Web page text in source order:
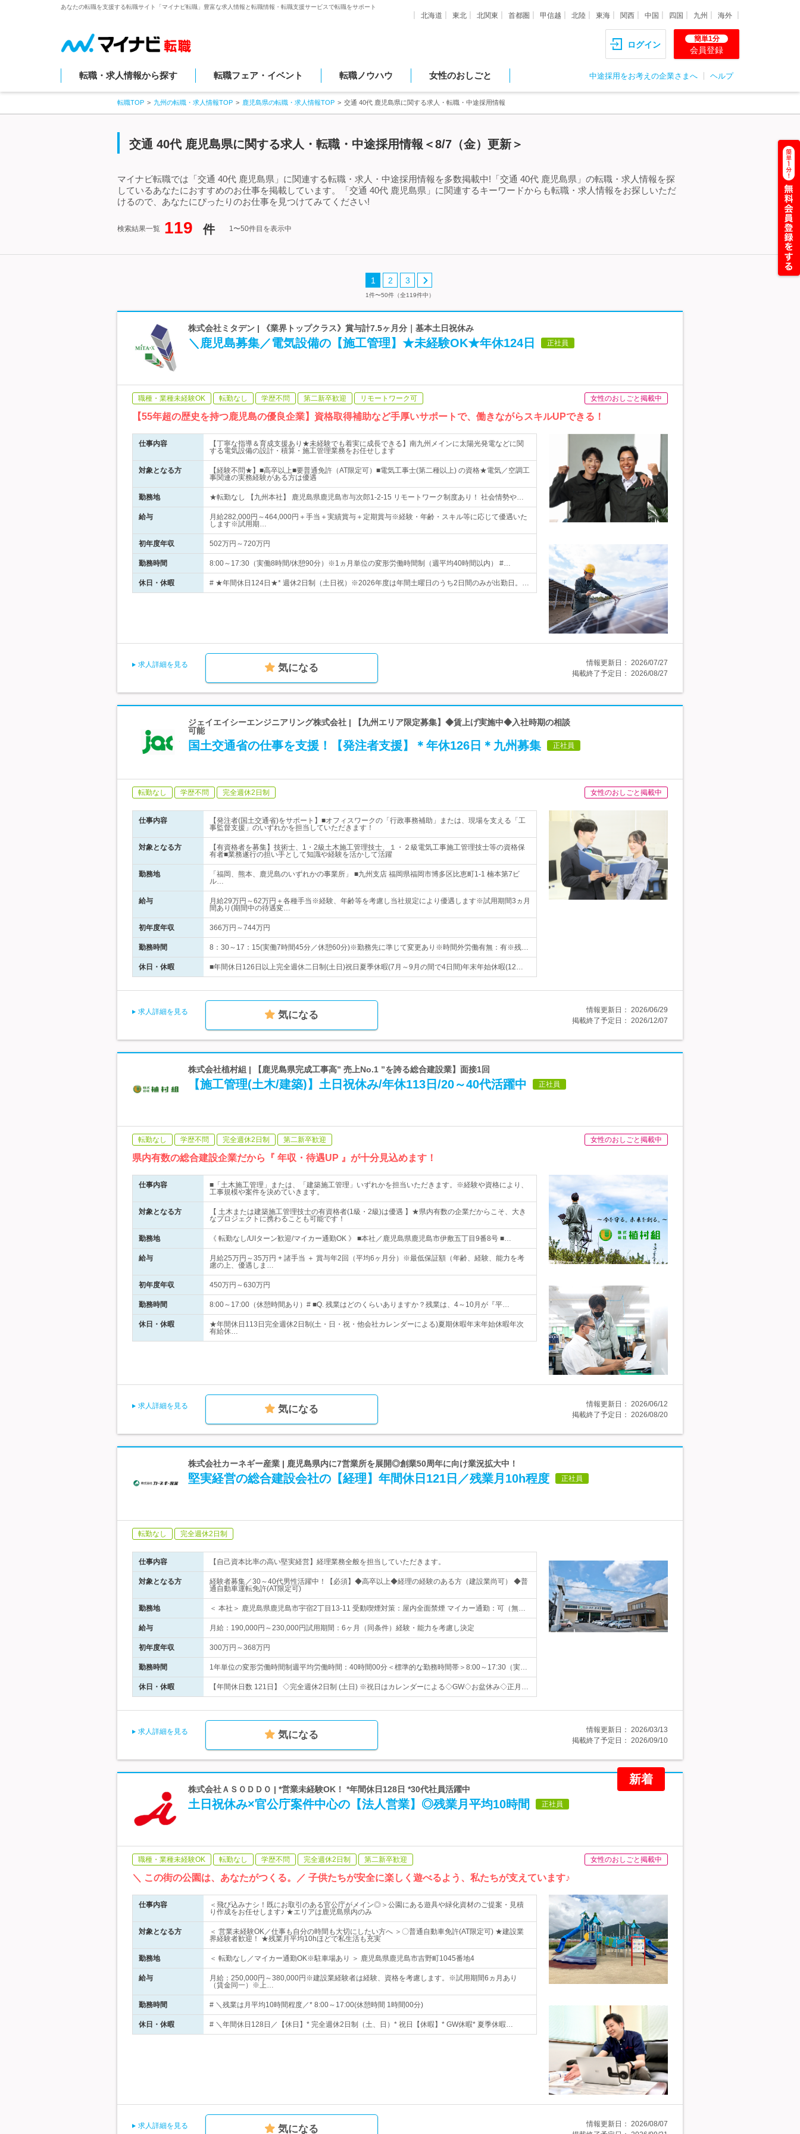
あなたの転職を支援する転職サイト「マイナビ転職」豊富な求人情報と転職情報・転職支援サービスで転職をサポート
北海道 東北 北関東 首都圏 甲信越 北陸 東海 関西 中国 四国 九州 海外
ログイン
簡単1分
会員登録
転職・求人情報から探す 転職フェア・イベント 転職ノウハウ 女性のおしごと 中途採用をお考えの企業さまへ ヘルプ
転職TOP 九州の転職・求人情報TOP 鹿児島県の転職・求人情報TOP 交通 40代 鹿児島県に関する求人・転職・中途採用情報
交通 40代 鹿児島県に関する求人・転職・中途採用情報＜8/7（金）更新＞
マイナビ転職では「交通 40代 鹿児島県」に関連する転職・求人・中途採用情報を多数掲載中!「交通 40代 鹿児島県」の転職・求人情報を探
しているあなたにおすすめのお仕事を掲載しています。「交通 40代 鹿児島県」に関連するキーワードからも転職・求人情報をお探しいただ
けるので、あなたにぴったりのお仕事を見つけてみてください!
検索結果一覧 119 件 1〜50件目を表示中
1 2 3
1件〜50件（全119件中）
株式会社ミタデン | 《業界トップクラス》賞与計7.5ヶ月分｜基本土日祝休み
＼鹿児島募集／電気設備の【施工管理】★未経験OK★年休124日 正社員
職種・業種未経験OK 転勤なし 学歴不問 第二新卒歓迎 リモートワーク可 女性のおしごと掲載中
【55年超の歴史を持つ鹿児島の優良企業】資格取得補助など手厚いサポートで、働きながらスキルUPできる！
仕事内容
【丁寧な指導＆育成支援あり★未経験でも着実に成長できる】南九州メインに太陽光発電などに関
する電気設備の設計・積算・施工管理業務をお任せします
対象となる方
【経験不問★】■高卒以上■要普通免許（AT限定可）■電気工事士(第二種以上) の資格★電気／空調工
事関連の実務経験がある方は優遇
勤務地 ★転勤なし 【九州本社】 鹿児島県鹿児島市与次郎1-2-15 リモートワーク制度あり！ 社会情勢や…
給与
月給282,000円～464,000円＋手当＋実績賞与＋定期賞与※経験・年齢・スキル等に応じて優遇いた
します※試用期…
初年度年収 502万円～720万円
勤務時間 8:00～17:30（実働8時間/休憩90分）※1ヵ月単位の変形労働時間制（週平均40時間以内） #…
休日・休暇 # ★年間休日124日★* 週休2日制（土日祝）※2026年度は年間土曜日のうち2日間のみが出勤日。…
求人詳細を見る 気になる 情報更新日： 2026/07/27
掲載終了予定日： 2026/08/27
ジェイエイシーエンジニアリング株式会社 | 【九州エリア限定募集】◆賃上げ実施中◆入社時期の相談
可能
国土交通省の仕事を支援！【発注者支援】＊年休126日＊九州募集 正社員
転勤なし 学歴不問 完全週休2日制 女性のおしごと掲載中
仕事内容
【発注者(国土交通省)をサポート】■オフィスワークの「行政事務補助」または、現場を支える「工
事監督支援」のいずれかを担当していただきます！
対象となる方
【有資格者を募集】技術士、1・2級土木施工管理技士、１・２級電気工事施工管理技士等の資格保
有者■業務遂行の担い手として知識や経験を活かして活躍
勤務地
「福岡、熊本、鹿児島のいずれかの事業所」 ■九州支店 福岡県福岡市博多区比恵町1-1 楠本第7ビ
ル…
給与
月給29万円～62万円＋各種手当※経験、年齢等を考慮し当社規定により優遇します※試用期間3ヵ月
間あり(期間中の待遇変…
初年度年収 366万円～744万円
勤務時間 8：30～17：15(実働7時間45分／休憩60分)※勤務先に準じて変更あり※時間外労働有無：有※残…
休日・休暇 ■年間休日126日以上完全週休二日制(土日)祝日夏季休暇(7月～9月の間で4日間)年末年始休暇(12…
求人詳細を見る 気になる 情報更新日： 2026/06/29
掲載終了予定日： 2026/12/07
株式会社植村組 | 【鹿児島県完成工事高” 売上No.1 ”を誇る総合建設業】面接1回
【施工管理(土木/建築)】土日祝休み/年休113日/20～40代活躍中 正社員
転勤なし 学歴不問 完全週休2日制 第二新卒歓迎 女性のおしごと掲載中
県内有数の総合建設企業だから『 年収・待遇UP 』が十分見込めます！
仕事内容
■「土木施工管理」または、「建築施工管理」いずれかを担当いただきます。※経験や資格により、
工事規模や案件を決めていきます。
対象となる方
【 土木または建築施工管理技士の有資格者(1級・2級)は優遇 】★県内有数の企業だからこそ、大き
なプロジェクトに携わることも可能です！
勤務地 《 転勤なし/UIターン歓迎/マイカー通勤OK 》 ■本社／鹿児島県鹿児島市伊敷五丁目9番8号 ■…
給与
月給25万円～35万円 + 諸手当 ＋ 賞与年2回（平均6ヶ月分）※最低保証額（年齢、経験、能力を考
慮の上、優遇しま…
初年度年収 450万円～630万円
勤務時間 8:00～17:00（休憩時間あり）# ■Q. 残業はどのくらいありますか？残業は、4～10月が『平…
休日・休暇
★年間休日113日完全週休2日制(土・日・祝・他会社カレンダーによる)夏期休暇年末年始休暇年次
有給休…
求人詳細を見る 気になる 情報更新日： 2026/06/12
掲載終了予定日： 2026/08/20
株式会社カーネギー産業 | 鹿児島県内に7営業所を展開◎創業50周年に向け業況拡大中！
堅実経営の総合建設会社の【経理】年間休日121日／残業月10h程度 正社員
転勤なし 完全週休2日制
仕事内容 【自己資本比率の高い堅実経営】経理業務全般を担当していただきます。
対象となる方
経験者募集／30～40代男性活躍中！【必須】◆高卒以上◆経理の経験のある方（建設業尚可） ◆普
通自動車運転免許(AT限定可)
勤務地 ＜ 本社＞ 鹿児島県鹿児島市宇宿2丁目13-11 受動喫煙対策：屋内全面禁煙 マイカー通勤：可（無…
給与 月給：190,000円～230,000円試用期間：6ヶ月（同条件）経験・能力を考慮し決定
初年度年収 300万円～368万円
勤務時間 1年単位の変形労働時間制週平均労働時間：40時間00分＜標準的な勤務時間帯＞8:00～17:30（実…
休日・休暇 【年間休日数 121日】 ◇完全週休2日制 (土日) ※祝日はカレンダーによる◇GW◇お盆休み◇正月…
求人詳細を見る 気になる 情報更新日： 2026/03/13
掲載終了予定日： 2026/09/10
新着
株式会社ＡＳＯＤＤＯ | *営業未経験OK！ *年間休日128日 *30代社員活躍中
土日祝休み×官公庁案件中心の【法人営業】◎残業月平均10時間 正社員
職種・業種未経験OK 転勤なし 学歴不問 完全週休2日制 第二新卒歓迎 女性のおしごと掲載中
＼ この街の公園は、あなたがつくる。／ 子供たちが安全に楽しく遊べるよう、私たちが支えています♪
仕事内容
＜飛び込みナシ！既にお取引のある官公庁がメイン◎＞公園にある遊具や緑化資材のご提案・見積
り作成をお任せします♪ ★エリアは鹿児島県内のみ
対象となる方
＜ 営業未経験OK／仕事も自分の時間も大切にしたい方へ ＞〇普通自動車免許(AT限定可) ★建設業
界経験者歓迎！ ★残業月平均10hほどで私生活も充実
勤務地 ＜ 転勤なし／マイカー通勤OK※駐車場あり ＞ 鹿児島県鹿児島市吉野町1045番地4
給与
月給：250,000円～380,000円※建設業経験者は経験、資格を考慮します。※試用期間6ヵ月あり
（賃金同一）※上…
勤務時間 # ＼残業は月平均10時間程度／* 8:00～17:00(休憩時間 1時間00分)
休日・休暇 # ＼年間休日128日／【休日】* 完全週休2日制（土、日）* 祝日【休暇】* GW休暇* 夏季休暇…
求人詳細を見る 気になる 情報更新日： 2026/08/07